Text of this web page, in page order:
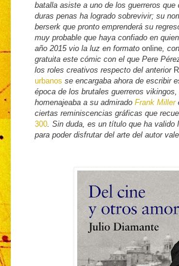
batalla asiste a uno de los guerreros
duras penas ha logrado sobrevivir; su
berserk que pronto emprenderá su
muy probable que haya confiado en
año 2015 vio la luz en formato online,
gratuita este cómic con el que Pere
los roles creativos respecto del anterior
urbanos se encargaba ahora de escribir
época de los brutales guerreros
homenajeaba a su admirado Frank Miller
ciertas reminiscencias gráficas que
300. Sin duda, es un título que ha valido
para poder disfrutar del arte del autor